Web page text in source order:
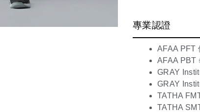
專業認證
AFAA PFT
AFAA PBT
GRAY
GRAY
TATHA
TATHA